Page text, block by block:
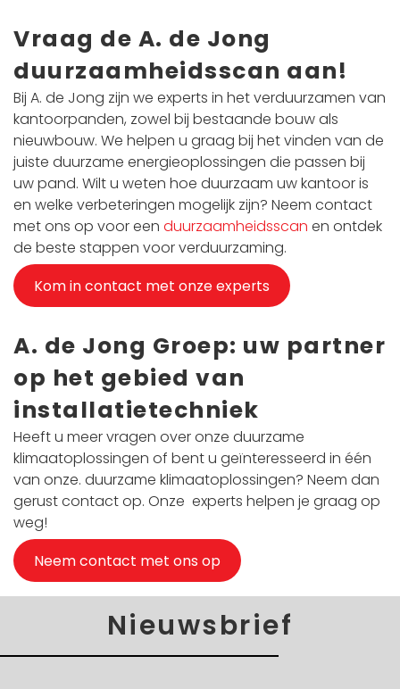
Vraag de A. de Jong
duurzaamheidsscan aan!
Bij A. de Jong zijn we experts in het verduurzamen van
kantoorpanden, zowel bij bestaande bouw als
nieuwbouw. We helpen u graag bij het vinden van de
juiste duurzame energieoplossingen die passen bij
uw pand. Wilt u weten hoe duurzaam uw kantoor is
en welke verbeteringen mogelijk zijn? Neem contact
met ons op voor een duurzaamheidsscan en ontdek
de beste stappen voor verduurzaming.
Kom in contact met onze experts
A. de Jong Groep: uw partner
op het gebied van
installatietechniek
Heeft u meer vragen over onze duurzame
klimaatoplossingen of bent u geïnteresseerd in één
van onze. duurzame klimaatoplossingen? Neem dan
gerust contact op. Onze experts helpen je graag op
weg!
Neem contact met ons op
Nieuwsbrief